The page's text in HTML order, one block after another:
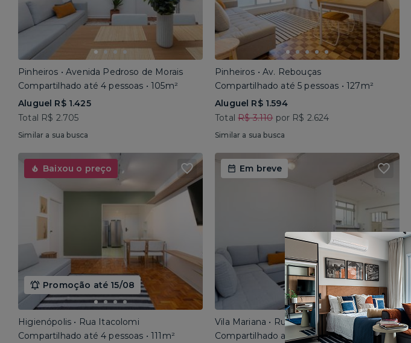
Pinheiros • Avenida Pedroso de Morais
Compartilhado até 4 pessoas • 105m²
Aluguel R$ 1.425
Total R$ 2.705
Similar a sua busca
Pinheiros • Av. Rebouças
Compartilhado até 5 pessoas • 127m²
Aluguel R$ 1.594
TotalR$ 3.110por R$ 2.624
Similar a sua busca
Baixou o preço
Promoção até 15/08
Higienópolis • Rua Itacolomi
Compartilhado até 4 pessoas • 111m²
Em breve
Vila Mariana • Rua Paula Ney
Compartilhado até 4 pessoas • 101m²